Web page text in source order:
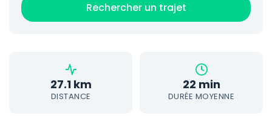
Rechercher un trajet
27.1 km
DISTANCE
22 min
DURÉE MOYENNE